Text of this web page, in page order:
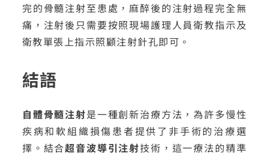
完的骨髓注射至患處，麻醉後的注射過程完全無
痛，注射後只需要按照現場護理人員衛教指示及
衛教單張上指示照顧注射針孔即可。
結語
自體骨髓注射是一種創新治療方法，為許多慢性
疾病和軟組織損傷患者提供了非手術的治療選
擇。結合超音波導引注射技術，這一療法的精準